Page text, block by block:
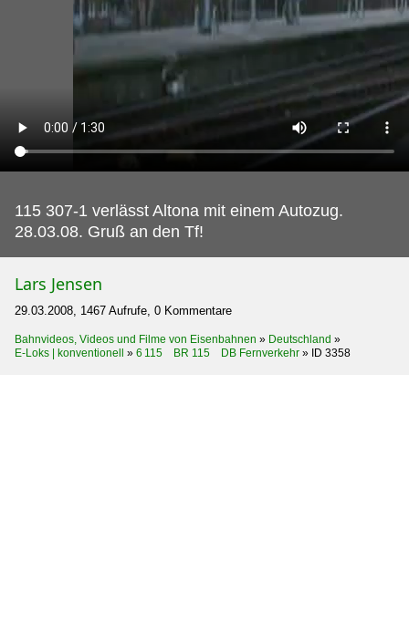
115 307-1 verlässt Altona mit einem Autozug.
28.03.08. Gruß an den Tf!
Lars Jensen
29.03.2008, 1467 Aufrufe, 0 Kommentare
Bahnvideos, Videos und Filme von Eisenbahnen » Deutschland »
E-Loks | konventionell
» 6 115 BR 115 DB Fernverkehr » ID 3358